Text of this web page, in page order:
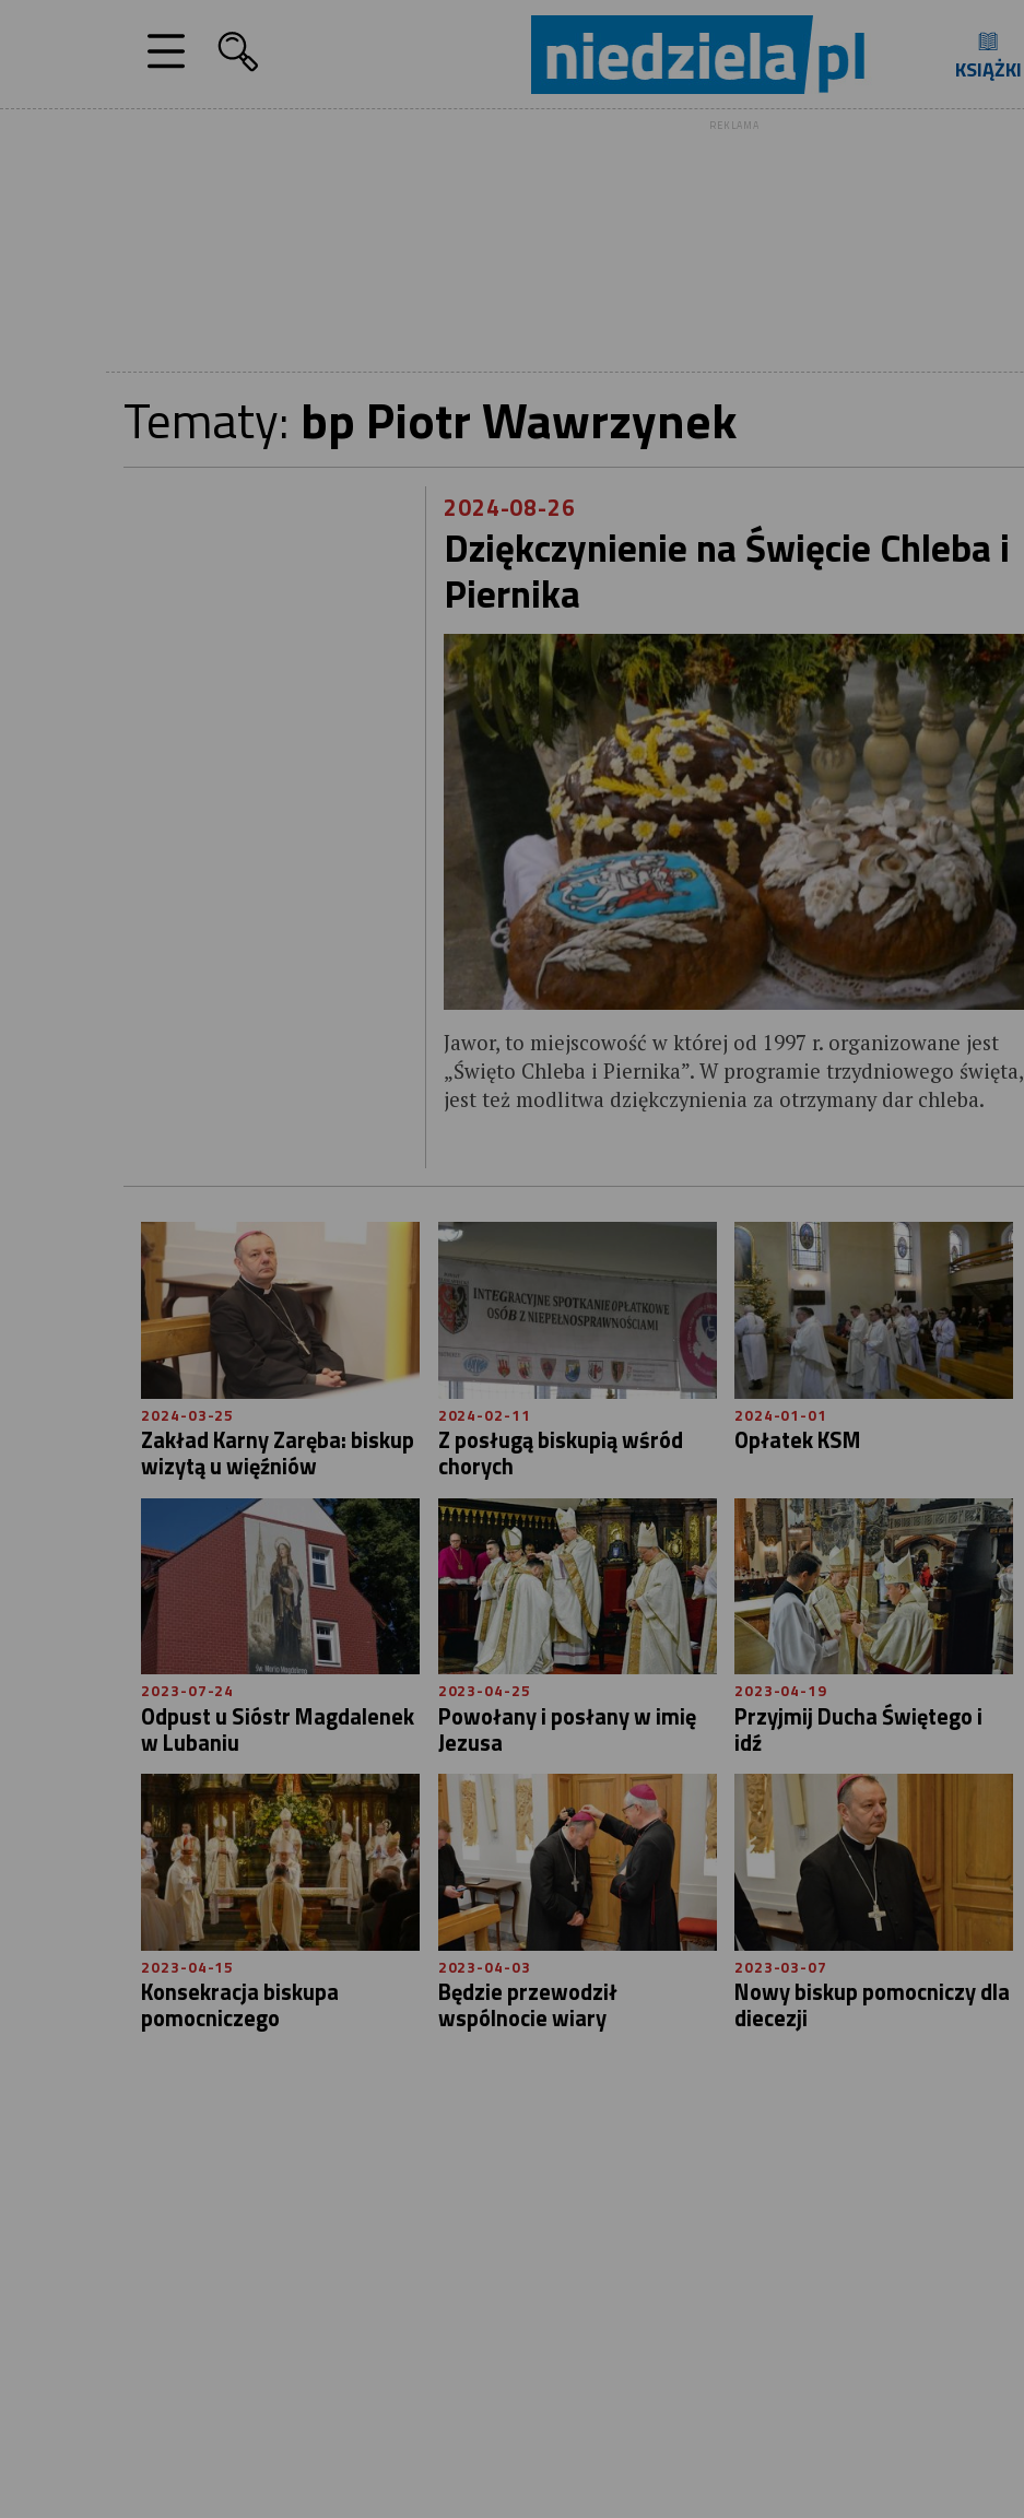
KSIĄŻKI
REKLAMA
Tematy: bp Piotr Wawrzynek
2024-08-26
Dziękczynienie na Święcie Chleba i
Piernika
Jawor, to miejscowość w której od 1997 r. organizowane jest
„Święto Chleba i Piernika”. W programie trzydniowego święta,
jest też modlitwa dziękczynienia za otrzymany dar chleba.
2024-03-25
Zakład Karny Zaręba: biskup
wizytą u więźniów
2024-02-11
Z posługą biskupią wśród
chorych
2024-01-01
Opłatek KSM
2023-07-24
Odpust u Sióstr Magdalenek
w Lubaniu
2023-04-25
Powołany i posłany w imię
Jezusa
2023-04-19
Przyjmij Ducha Świętego i
idź
2023-04-15
Konsekracja biskupa
pomocniczego
2023-04-03
Będzie przewodził
wspólnocie wiary
2023-03-07
Nowy biskup pomocniczy dla
diecezji